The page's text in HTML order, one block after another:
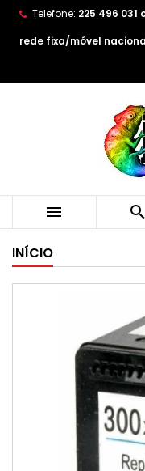
Telefone: 225 496
rede fixa/móvel
 
INÍCIO
As minhas
((title))
((label))
Entrar
You need to be
wishlist.